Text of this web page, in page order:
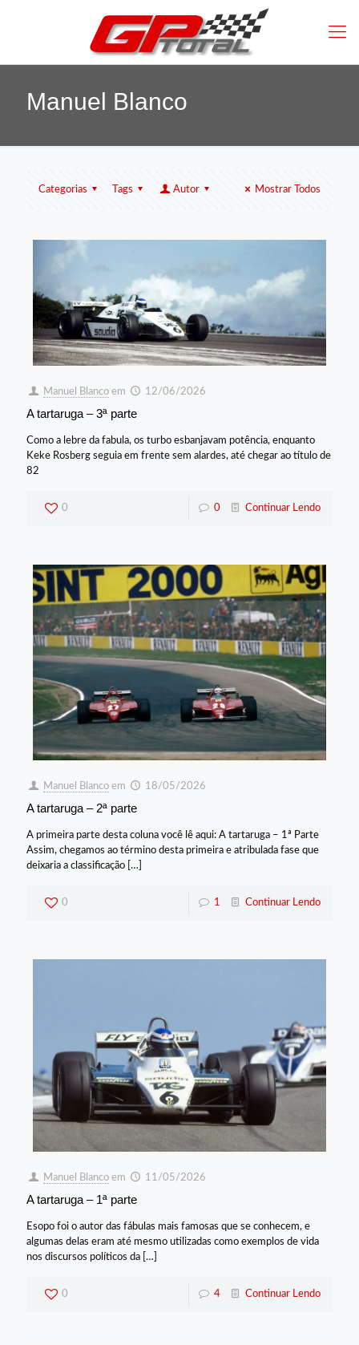
Manuel Blanco
Categorias Tags Autor Mostrar Todos
Manuel Blanco em 12/06/2026
A tartaruga – 3ª parte
Como a lebre da fabula, os turbo esbanjavam potência, enquanto
Keke Rosberg seguia em frente sem alardes, até chegar ao título de
82
0 0 Continuar Lendo
Manuel Blanco em 18/05/2026
A tartaruga – 2ª parte
A primeira parte desta coluna você lê aqui: A tartaruga – 1ª Parte
Assim, chegamos ao término desta primeira e atribulada fase que
deixaria a classificação […]
0 1 Continuar Lendo
Manuel Blanco em 11/05/2026
A tartaruga – 1ª parte
Esopo foi o autor das fábulas mais famosas que se conhecem, e
algumas delas eram até mesmo utilizadas como exemplos de vida
nos discursos políticos da […]
0 4 Continuar Lendo